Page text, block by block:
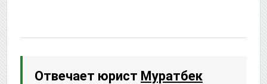
Отвечает юрист Муратбек